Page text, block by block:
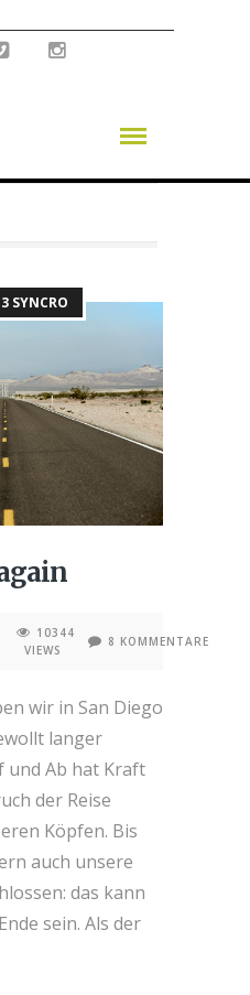
SYNCRO
10344
VIEWS
8 KOMMENTARE
wir in San Diego
langer
und Ab hat Kraft
der Reise
Köpfen. Bis
auch unsere
das kann
sein. Als der